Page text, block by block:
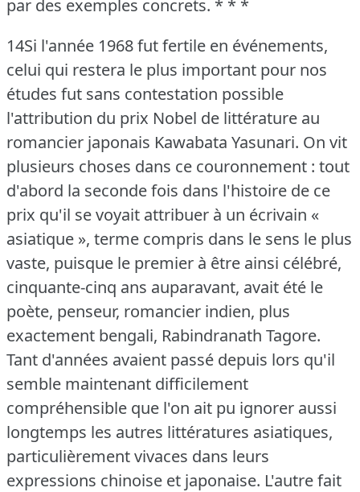
par des exemples concrets. * * *
14Si l'année 1968 fut fertile en événements,
celui qui restera le plus important pour nos
études fut sans contestation possible
l'attribution du prix Nobel de littérature au
romancier japonais Kawabata Yasunari. On vit
plusieurs choses dans ce couronnement : tout
d'abord la seconde fois dans l'histoire de ce
prix qu'il se voyait attribuer à un écrivain «
asiatique », terme compris dans le sens le plus
vaste, puisque le premier à être ainsi célébré,
cinquante-cinq ans auparavant, avait été le
poète, penseur, romancier indien, plus
exactement bengali, Rabindranath Tagore.
Tant d'années avaient passé depuis lors qu'il
semble maintenant difficilement
compréhensible que l'on ait pu ignorer aussi
longtemps les autres littératures asiatiques,
particulièrement vivaces dans leurs
expressions chinoise et japonaise. L'autre fait